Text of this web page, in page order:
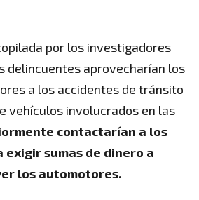
por los investigadores
delincuentes aprovecharían los
a los accidentes de tránsito
vehículos involucrados en las
contactarían a los
sumas de dinero a
los automotores.